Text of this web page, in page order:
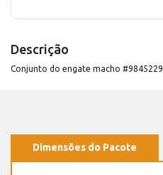
Descrição
Conjunto do engate macho #9845229
Dimensões do Pacote